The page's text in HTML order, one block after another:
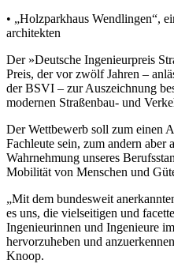
• „Holzparkhaus Wendlingen“,
architekten
Der »Deutsche Ingenieurpreis
Preis, der vor zwölf Jahren –
der BSVI – zur Auszeichnung
modernen Straßenbau- und
Der Wettbewerb soll zum einen
Fachleute sein, zum andern aber
Wahrnehmung unseres
Mobilität von Menschen und
„Mit dem bundesweit
es uns, die vielseitigen und
Ingenieurinnen und Ingenieure
hervorzuheben und
Knoop.